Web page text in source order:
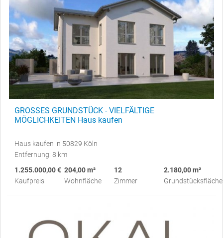
GROSSES GRUNDSTÜCK - VIELFÄLTIGE
MÖGLICHKEITEN Haus kaufen
Haus kaufen in 50829 Köln
Entfernung: 8 km
1.255.000,00 €
Kaufpreis
204,00 m²
Wohnfläche
12
Zimmer
2.180,00 m²
Grundstücksfläche